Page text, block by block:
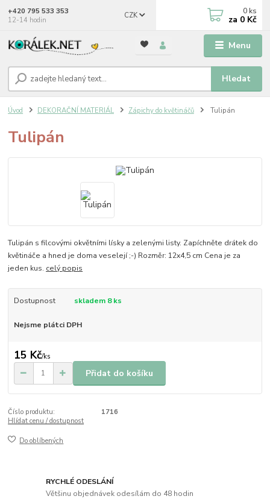
Menu
CZK
Hledat
+420 795 533 353
12-14 hodin
0 ks
za 0 Kč
Úvod DEKORAČNÍ MATERIÁL Zápichy do květináčů Tulipán
Tulipán
Tulipán s filcovými okvětními lísky a zelenými listy. Zapíchněte drátek do
květináče a hned je doma veselejí ;-) Rozměr: 12x4,5 cm Cena je za
jeden kus. celý popis
Dostupnost skladem 8 ks
Nejsme plátci DPH
15 Kč/ks
Přidat do košíku
Číslo produktu:
1716
Hlídat cenu / dostupnost
Do oblíbených
RYCHLÉ ODESLÁNÍ
Většinu objednávek odesílám do 48 hodin